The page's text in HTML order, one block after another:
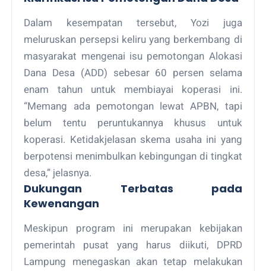
Dalam kesempatan tersebut, Yozi juga
meluruskan persepsi keliru yang berkembang di
masyarakat mengenai isu pemotongan Alokasi
Dana Desa (ADD) sebesar 60 persen selama
enam tahun untuk membiayai koperasi ini.
“Memang ada pemotongan lewat APBN, tapi
belum tentu peruntukannya khusus untuk
koperasi. Ketidakjelasan skema usaha ini yang
berpotensi menimbulkan kebingungan di tingkat
desa,” jelasnya.
Dukungan Terbatas pada
Kewenangan
Meskipun program ini merupakan kebijakan
pemerintah pusat yang harus diikuti, DPRD
Lampung menegaskan akan tetap melakukan